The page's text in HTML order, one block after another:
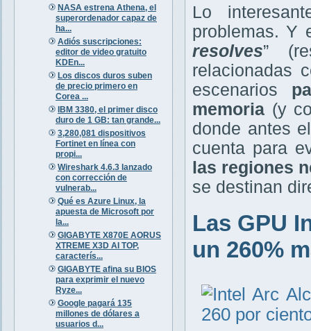
NASA estrena Athena, el
superordenador capaz de
ha...
Adiós suscripciones:
editor de video gratuito
KDEn...
Los discos duros suben
de precio primero en
Corea ...
IBM 3380, el primer disco
duro de 1 GB: tan grande...
3,280,081 dispositivos
Fortinet en línea con
propi...
Wireshark 4.6.3 lanzado
con corrección de
vulnerab...
Qué es Azure Linux, la
apuesta de Microsoft por
la...
GIGABYTE X870E AORUS
XTREME X3D AI TOP,
caracterís...
GIGABYTE afina su BIOS
para exprimir el nuevo
Ryze...
Google pagará 135
millones de dólares a
usuarios d...
Lo
problemas. Y
resolves”
relacionadas
escenarios
memoria (y
donde antes
cuenta para
las regiones
se destinan
Las GPU
un 260%